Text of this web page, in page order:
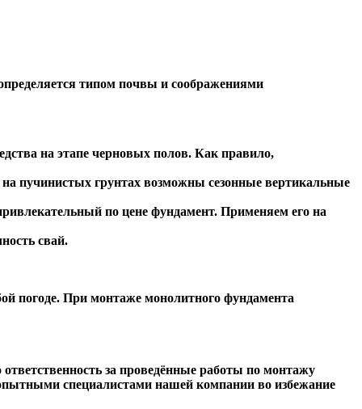
типом почвы и соображениями
на этапе черновых полов. Как правило,
пучинистых грунтах возможны сезонные вертикальные
по цене фундамент. Применяем его на
свай.
погоде. При монтаже монолитного фундамента
за проведённые работы по монтажу
специалистами нашей компании во избежание